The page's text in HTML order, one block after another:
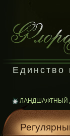
Единство
ЛАНДШАФТНЫЙ